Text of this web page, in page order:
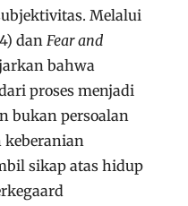
Melalui
dan Fear and
bahwa
proses menjadi
bukan persoalan
keberanian
sikap atas hidup